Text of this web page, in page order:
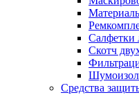
Салфетки
Скотч
Средства